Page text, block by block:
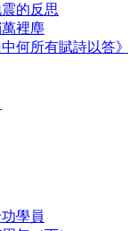
的反思
裡塵
何所有賦詩以答》
學員